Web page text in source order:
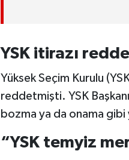
YSK itirazı
Yüksek Seçim Kurulu
reddetmişti. YSK
bozma ya da onama gibi
“YSK temyiz